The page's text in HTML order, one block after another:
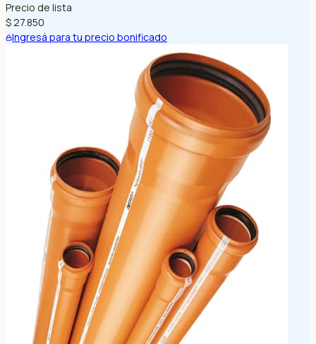
Precio de lista
$ 27.850
Ingresá para tu precio bonificado